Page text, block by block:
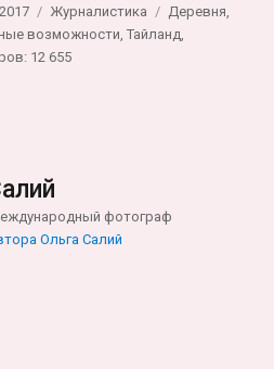
Рубрики
Журналистика Метки
Деревня
возможности ,Тайланд
12 655
фотограф
Ольга Салий